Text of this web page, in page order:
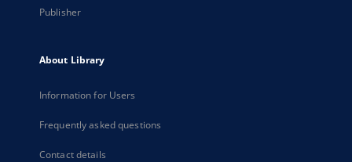
Publisher
About Library
Information for Users
Frequently asked questions
Contact details